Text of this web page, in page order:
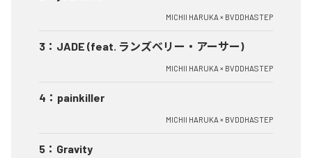
MICHII HARUKA × BVDDHASTEP
3 ： JADE (feat. ランズベリー・アーサー)
MICHII HARUKA × BVDDHASTEP
4 ： painkiller
MICHII HARUKA × BVDDHASTEP
5 ： Gravity